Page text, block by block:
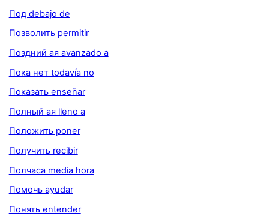
Под debajo de
Позволить permitir
Поздний ая avanzado a
Пока нет todavía no
Показать enseñar
Полный ая lleno a
Положить poner
Получить recibir
Полчаса media hora
Помочь ayudar
Понять entender